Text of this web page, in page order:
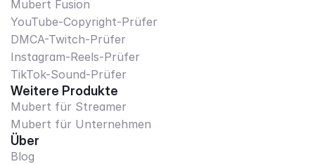
Mubert Fusion
YouTube-Copyright-Prüfer
DMCA-Twitch-Prüfer
Instagram-Reels-Prüfer
TikTok-Sound-Prüfer
Weitere Produkte
Mubert für Streamer
Mubert für Unternehmen
Über
Blog